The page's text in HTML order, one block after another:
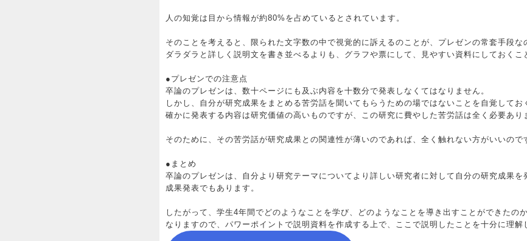
人の知覚は目から情報が約80%を占めているとされています。
そのことを考えると、限られた文字数の中で視覚的に訴えるのことが、プレゼンの常套手段な
ダラダラと詳しく説明文を書き並べるよりも、グラフや票にして、見やすい資料にしておくこ
●プレゼンでの注意点
卒論のプレゼンは、数十ページにも及ぶ内容を十数分で発表しなくてはなりません。
しかし、自分が研究成果をまとめる苦労話を聞いてもらうための場ではないことを自覚してお
確かに発表する内容は研究価値の高いものですが、この研究に費やした苦労話は全く必要あり
そのために、その苦労話が研究成果との関連性が薄いのであれば、全く触れない方がいいので
●まとめ
卒論のプレゼンは、自分より研究テーマについてより詳しい研究者に対して自分の研究成果を
成果発表でもあります。
したがって、学生4年間でどのようなことを学び、どのようなことを導き出すことができたの
なりますので、パワーポイントで説明資料を作成する上で、ここで説明したことを十分に理解